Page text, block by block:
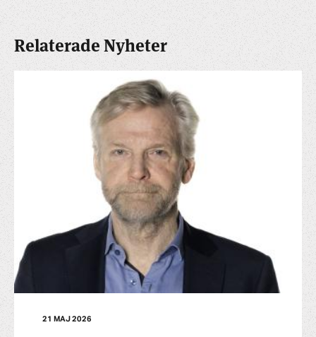
Relaterade Nyheter
21 MAJ 2026